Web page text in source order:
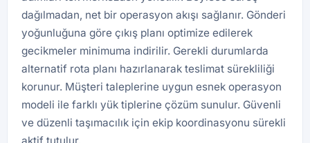
dağılmadan, net bir operasyon akışı sağlanır. Gönderi
yoğunluğuna göre çıkış planı optimize edilerek
gecikmeler minimuma indirilir. Gerekli durumlarda
alternatif rota planı hazırlanarak teslimat sürekliliği
korunur. Müşteri taleplerine uygun esnek operasyon
modeli ile farklı yük tiplerine çözüm sunulur. Güvenli
ve düzenli taşımacılık için ekip koordinasyonu sürekli